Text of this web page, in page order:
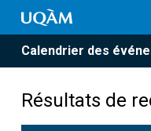
Calendrier des
Résultats de